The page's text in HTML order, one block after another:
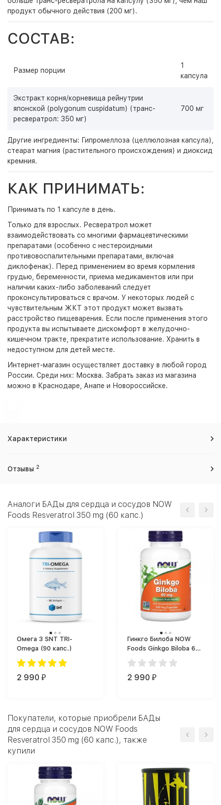
продукт обычного действия (200 мг).
СОСТАВ:
Размер порции
1
капсула
Экстракт корня/корневища рейнутрии
японской (polygonum cuspidatum) (транс-
ресвератрол: 350 мг)
700 мг
Другие ингредиенты: Гипромеллоза (целлюлозная капсула),
стеарат магния (растительного происхождения) и диоксид
кремния.
КАК ПРИНИМАТЬ:
Принимать по 1 капсуле в день.
Только для взрослых. Ресвератрол может
взаимодействовать со многими фармацевтическими
препаратами (особенно с нестероидными
противовоспалительными препаратами, включая
диклофенак). Перед применением во время кормления
грудью, беременности, приема медикаментов или при
наличии каких-либо заболеваний следует
проконсультироваться с врачом. У некоторых людей с
чувствительным ЖКТ этот продукт может вызвать
расстройство пищеварения. Если после применения этого
продукта вы испытываете дискомфорт в желудочно-
кишечном тракте, прекратите использование. Хранить в
недоступном для детей месте.
Интернет-магазин осуществляет доставку в любой город
России. Среди них: Москва. Забрать заказ из магазина
можно в Краснодаре, Анапе и Новороссийске.
Характеристики
Отзывы 2
Аналоги БАДы для сердца и сосудов NOW
Foods Resveratrol 350 mg (60 капс.)
Омега 3 SNT TRI-
Omega (90 капс.)
2 990 ₽
Гинкго Билоба NOW
Foods Ginkgo Biloba 60
mg (240 капс.)
2 990 ₽
Покупатели, которые приобрели БАДы
для сердца и сосудов NOW Foods
Resveratrol 350 mg (60 капс.), также
купили